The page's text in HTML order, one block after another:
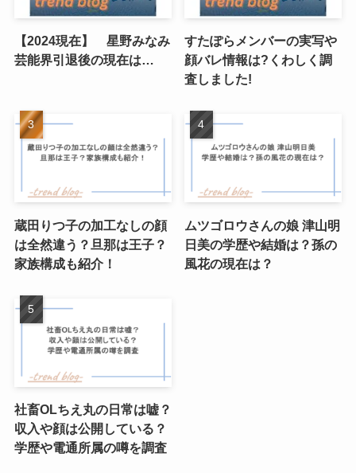
【2024現在】 星野みなみ
芸能界引退後の現在は…
すたぽらメンバーの実写や
顔バレ情報は?くわしく調
査しました!
蔵田りつ子の加工なしの顔
は全然違う？旦那は王子？
家族構成も紹介！
ムツゴロウさんの娘 津山明
日美の学歴や結婚は？孫の
風花の現在は？
社畜OLちえ丸の日常は嘘？
収入や顔は公開している？
学歴や電通所属の噂を調査